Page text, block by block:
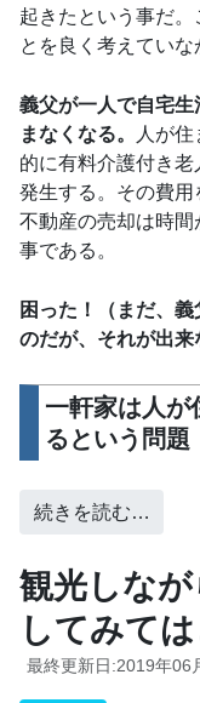
起きたという事だ
とを良く考えていな
義父が一人で自宅
まなくなる。
人が
的に有料介護付き
発生する。その費
不動産の売却は時
事である。
困った！（まだ、
のだが、それが出来
一軒家は人が
るという問題
続きを読む…
観光しな
してみて
最終更新日:2019年06